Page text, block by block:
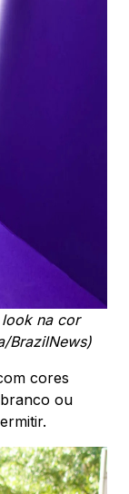
na cor
BrazilNews)
cores
ou